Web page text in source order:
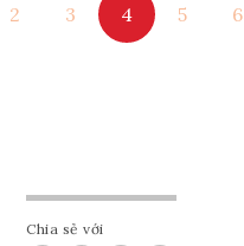
2 3 4 5 6
Chia sẻ với